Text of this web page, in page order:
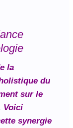
la
du
sur le
Voici
synergie